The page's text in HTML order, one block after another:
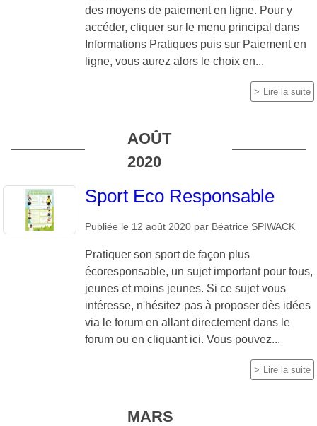
des moyens de paiement en ligne. Pour y
accéder, cliquer sur le menu principal dans
Informations Pratiques puis sur Paiement en
ligne, vous aurez alors le choix en...
Lire la suite
AOÛT
2020
Sport Eco Responsable
Publiée le 12 août 2020 par Béatrice SPIWACK
Pratiquer son sport de façon plus
écoresponsable, un sujet important pour tous,
jeunes et moins jeunes. Si ce sujet vous
intéresse, n'hésitez pas à proposer dès idées
via le forum en allant directement dans le
forum ou en cliquant ici. Vous pouvez...
Lire la suite
MARS